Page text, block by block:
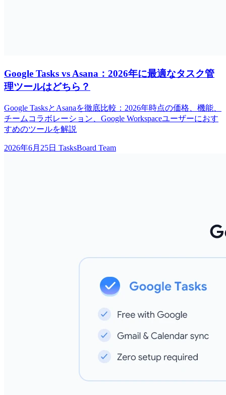
Google Tasks vs Asana：2026年に最適なタスク管
理ツールはどちら？
Google TasksとAsanaを徹底比較：2026年時点の価格、機能、
チームコラボレーション、Google Workspaceユーザーにおす
すめのツールを解説
2026年6月25日 TasksBoard Team